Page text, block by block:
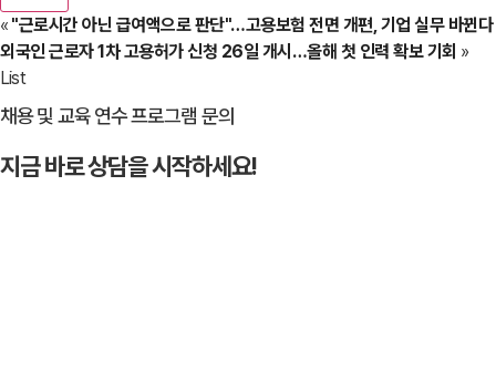
« "근로시간 아닌 급여액으로 판단"…고용보험 전면 개편, 기업 실무 바뀐다
외국인 근로자 1차 고용허가 신청 26일 개시…올해 첫 인력 확보 기회 »
List
채용 및 교육 연수 프로그램 문의
지금 바로 상담을 시작하세요!